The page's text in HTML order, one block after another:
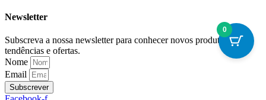
Newsletter
Subscreva a nossa newsletter para conhecer novos produtos,
tendências e ofertas.
Nome
Email
Subscrever
0